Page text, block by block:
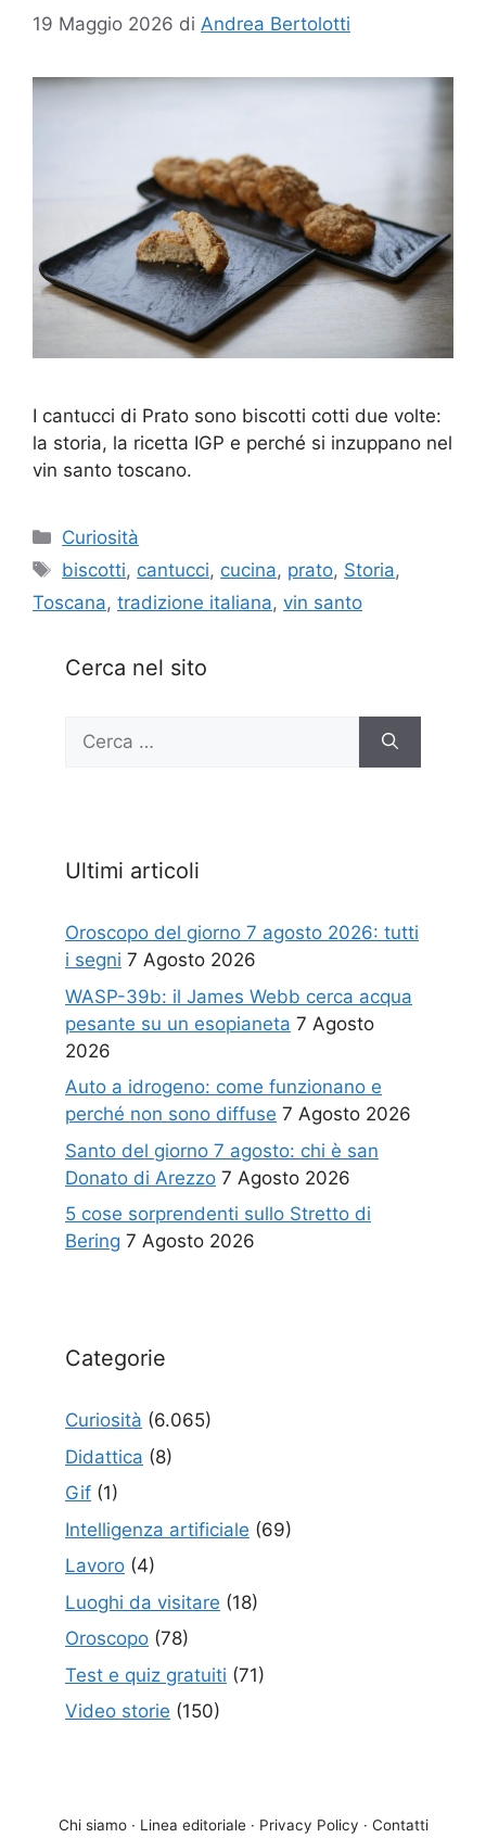
19 Maggio 2026 di Andrea Bertolotti
I cantucci di Prato sono biscotti cotti due volte:
la storia, la ricetta IGP e perché si inzuppano nel
vin santo toscano.
Categorie
Curiosità
Tag
biscotti, cantucci, cucina, prato, Storia,
Toscana, tradizione italiana, vin santo
Cerca nel sito
Ricerca
Ultimi articoli
Oroscopo del giorno 7 agosto 2026: tutti
i segni 7 Agosto 2026
WASP-39b: il James Webb cerca acqua
pesante su un esopianeta 7 Agosto
2026
Auto a idrogeno: come funzionano e
perché non sono diffuse 7 Agosto 2026
Santo del giorno 7 agosto: chi è san
Donato di Arezzo 7 Agosto 2026
5 cose sorprendenti sullo Stretto di
Bering 7 Agosto 2026
Categorie
Curiosità (6.065)
Didattica (8)
Gif (1)
Intelligenza artificiale (69)
Lavoro (4)
Luoghi da visitare (18)
Oroscopo (78)
Test e quiz gratuiti (71)
Video storie (150)
Chi siamo · Linea editoriale · Privacy Policy · Contatti